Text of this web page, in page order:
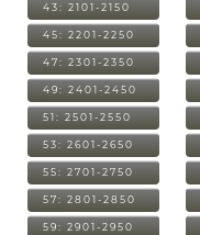
43: 2101-2150
45: 2201-2250
47: 2301-2350
49: 2401-2450
51: 2501-2550
53: 2601-2650
55: 2701-2750
57: 2801-2850
59: 2901-2950